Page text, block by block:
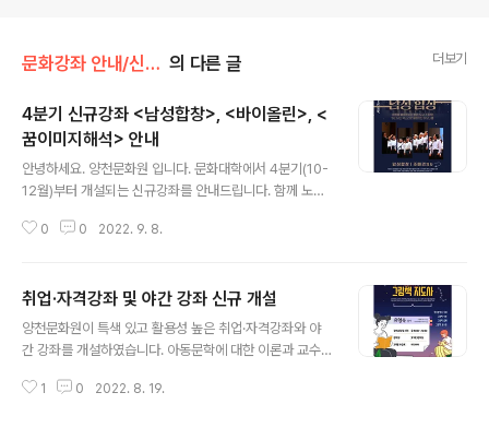
문화강좌 안내/신규개설 강좌 안내 의 다른 글 더보기
4분기 신규강좌 <남성합창>, <바이올린>, <
꿈이미지해석> 안내
안녕하세요. 양천문화원 입니다. 문화대학에서 4분기(10-
12월)부터 개설되는 신규강좌를 안내드립니다. 함께 노래
설되어 진로탐색과 특별한 취미생활로 유익한 , 꿈을 그림
며, 신규회원 접수기간은 9월 19일(월) ~ 정원 마감시 까
지 선착순으로 모집합니다. 수강신청 관련 자세한 사항은
아래 공지사항을 통해 확인 부탁드립니다! https://xn--z
양천문화원 #양천구 #남성 #중장년 #합창 #노래 #음악
0 0 2022. 9. 8.
취업·자격강좌 및 야간 강좌 신규 개설
양천문화원이 특색 있고 활용성 높은 취업·자격강좌와 야
간 강좌를 개설하였습니다. 아동문학에 대한 이론과 교수
좌 차를 통해 세계의 역사와 문화를 배우고 맛을 비교·평가
1 0 2022. 8. 19.